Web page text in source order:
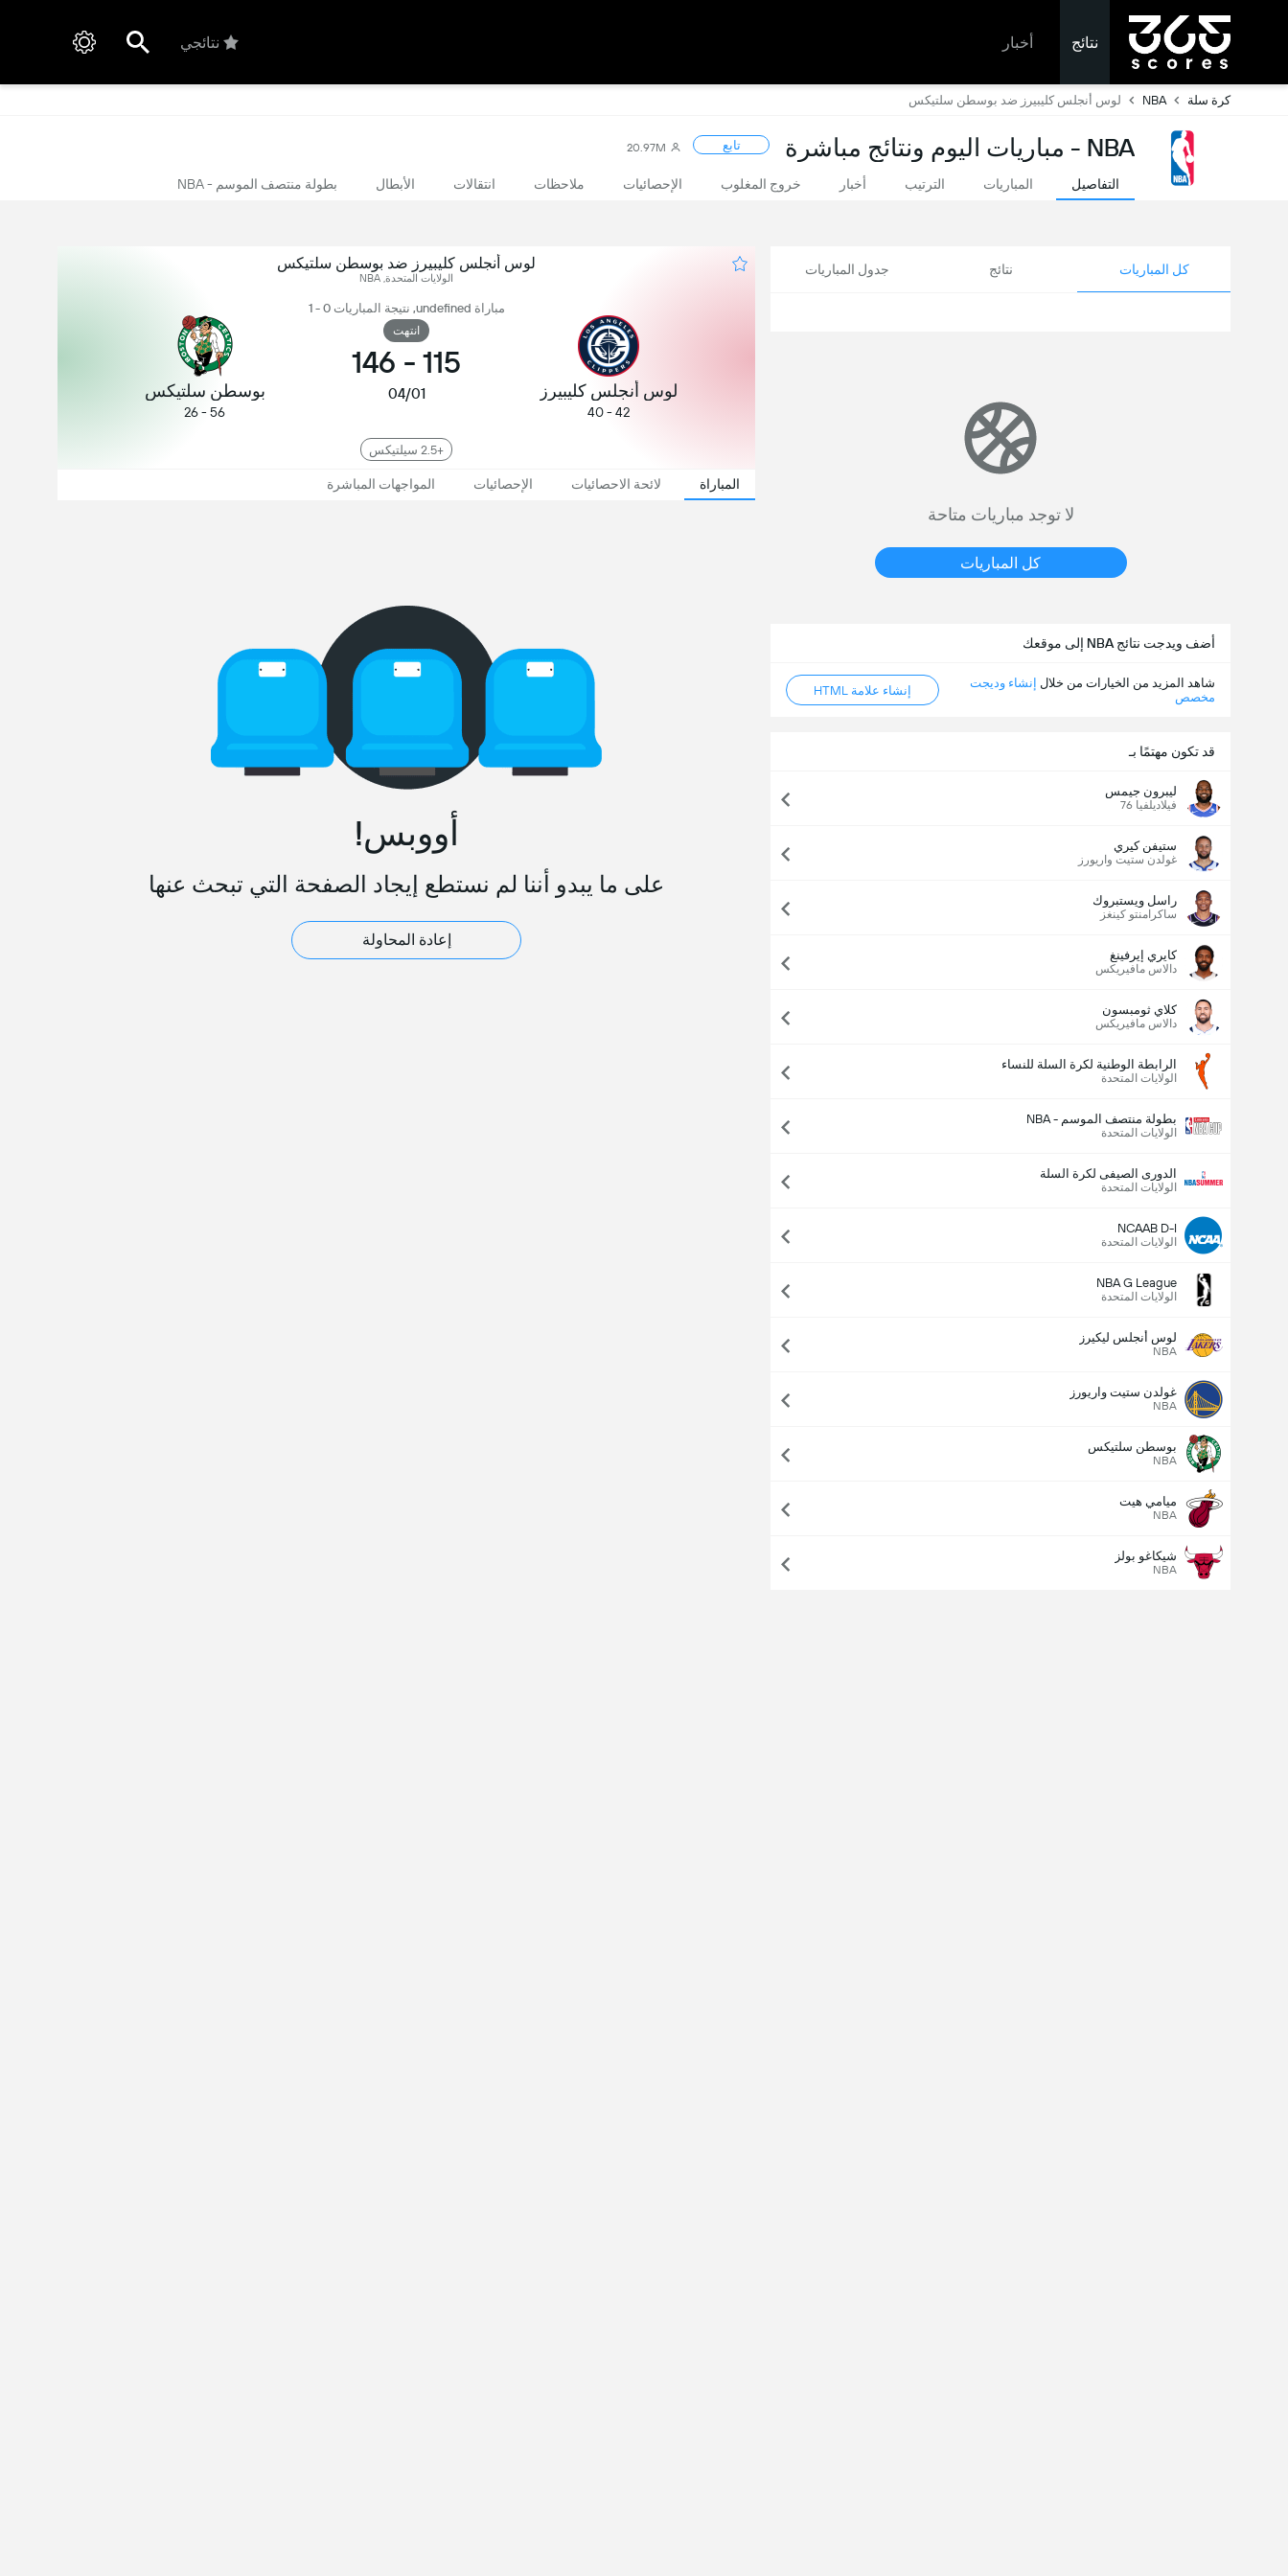
نتائج أخبار نتائجي
كرة سلة NBA لوس أنجلس كليبيرز ضد بوسطن سلتيكس
NBA - مباريات اليوم ونتائج مباشرة تابع 20.97M
التفاصيل المباريات الترتيب أخبار خروج المغلوب الإحصائيات ملاحظات انتقالات الأبطال بطولة منتصف الموسم - NBA
كل المباريات نتائج جدول المباريات
لا توجد مباريات متاحة
كل المباريات
أضف ويدجت نتائج NBA إلى موقعك
شاهد المزيد من الخيارات من خلال إنشاء وديجت
مخصص
إنشاء علامة HTML
قد تكون مهتمًا بـ
ليبرون جيمس
فيلاديلفيا 76
ستيفن كيري
غولدن ستيت واريورز
راسل ويستبروك
ساكرامنتو كينغز
كايري إيرفينغ
دالاس مافيريكس
كلاي ثومبسون
دالاس مافيريكس
الرابطة الوطنية لكرة السلة للنساء
الولايات المتحدة
بطولة منتصف الموسم - NBA
الولايات المتحدة
الدورى الصيفى لكرة السلة
الولايات المتحدة
NCAAB D-I
الولايات المتحدة
NBA G League
الولايات المتحدة
لوس أنجلس ليكيرز
NBA
غولدن ستيت واريورز
NBA
بوسطن سلتيكس
NBA
ميامي هيت
NBA
شيكاغو بولز
NBA
لوس أنجلس كليبيرز ضد بوسطن سلتيكس
الولايات المتحدة, NBA
مباراة undefined, نتيجة المباريات 0 - 1
لوس أنجلس كليبيرز
42 - 40
انتهت
115
-
146
04/01 بوسطن سلتيكس
56 - 26
+2.5 سيلتيكس
المباراة لائحة الاحصائيات الإحصائيات المواجهات المباشرة
أووبس!
على ما يبدو أننا لم نستطع إيجاد الصفحة التي تبحث عنها
إعادة المحاولة